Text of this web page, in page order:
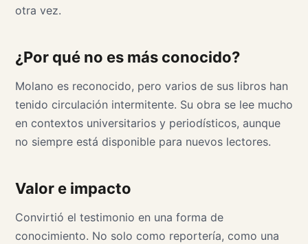
otra vez.
¿Por qué no es más conocido?
Molano es reconocido, pero varios de sus libros han
tenido circulación intermitente. Su obra se lee mucho
en contextos universitarios y periodísticos, aunque
no siempre está disponible para nuevos lectores.
Valor e impacto
Convirtió el testimonio en una forma de
conocimiento. No solo como reportería, como una